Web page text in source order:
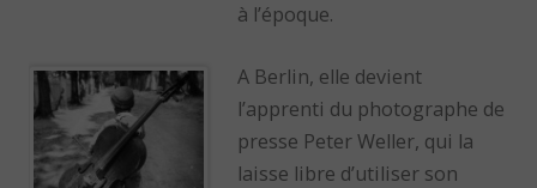
à l’époque.
A Berlin, elle devient
l’apprenti du photographe de
presse Peter Weller, qui la
laisse libre d’utiliser son